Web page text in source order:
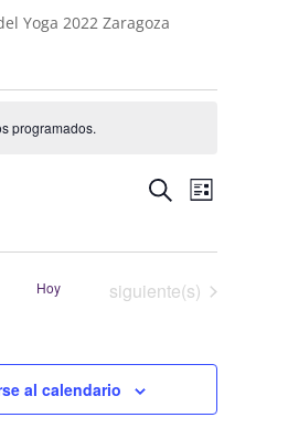
Yoga 2022 Zaragoza
programados.
búsqueda
vistas
Eventos
Buscar
de
de
Evento
Lista
Hoy Eventos
siguiente(s)
al calendario